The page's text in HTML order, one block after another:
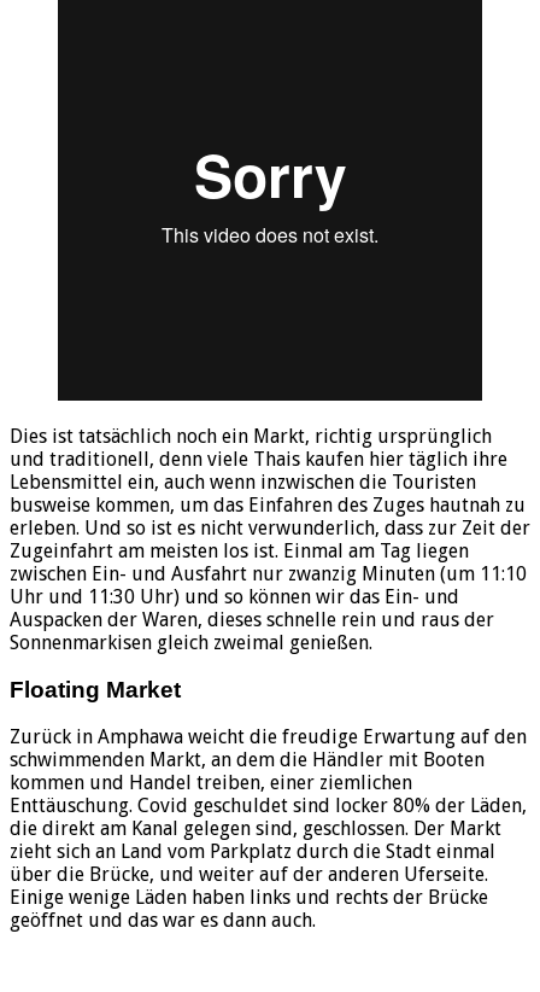
Dies ist tatsächlich noch ein Markt, richtig ursprünglich
und traditionell, denn viele Thais kaufen hier täglich ihre
Lebensmittel ein, auch wenn inzwischen die Touristen
busweise kommen, um das Einfahren des Zuges hautnah zu
erleben. Und so ist es nicht verwunderlich, dass zur Zeit der
Zugeinfahrt am meisten los ist. Einmal am Tag liegen
zwischen Ein- und Ausfahrt nur zwanzig Minuten (um 11:10
Uhr und 11:30 Uhr) und so können wir das Ein- und
Auspacken der Waren, dieses schnelle rein und raus der
Sonnenmarkisen gleich zweimal genießen.
Floating Market
Zurück in Amphawa weicht die freudige Erwartung auf den
schwimmenden Markt, an dem die Händler mit Booten
kommen und Handel treiben, einer ziemlichen
Enttäuschung. Covid geschuldet sind locker 80% der Läden,
die direkt am Kanal gelegen sind, geschlossen. Der Markt
zieht sich an Land vom Parkplatz durch die Stadt einmal
über die Brücke, und weiter auf der anderen Uferseite.
Einige wenige Läden haben links und rechts der Brücke
geöffnet und das war es dann auch.